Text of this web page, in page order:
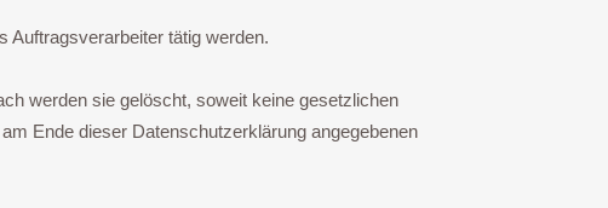
Auftragsverarbeiter tätig werden.
werden sie gelöscht, soweit keine gesetzlichen
Ende dieser Datenschutzerklärung angegebenen